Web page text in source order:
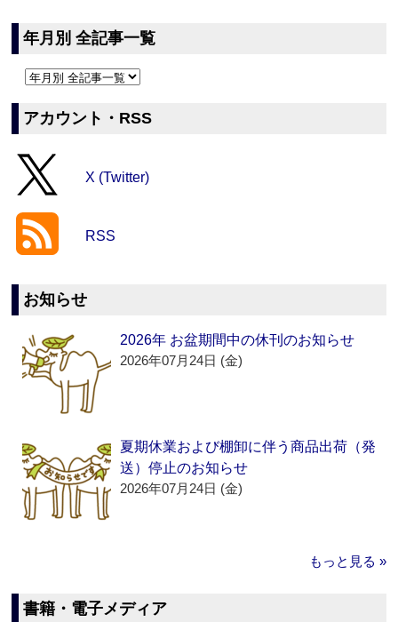
年月別 全記事一覧
アカウント・RSS
X (Twitter)
RSS
お知らせ
2026年 お盆期間中の休刊のお知らせ
2026年07月24日 (金)
夏期休業および棚卸に伴う商品出荷（発
送）停止のお知らせ
2026年07月24日 (金)
もっと見る »
書籍・電子メディア